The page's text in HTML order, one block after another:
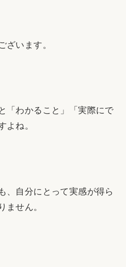
ざいます。
「わかること」「実際にで
よね。
、自分にとって実感が得ら
ません。